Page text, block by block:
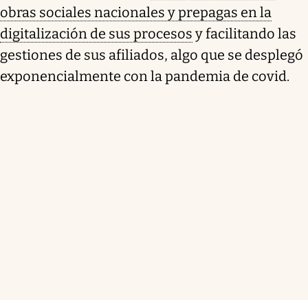
obras sociales nacionales y prepagas en la
digitalización de sus procesos y facilitando las
gestiones de sus afiliados, algo que se desplegó
exponencialmente con la pandemia de covid.